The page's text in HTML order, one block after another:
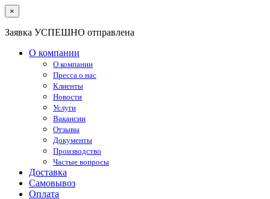
×
Заявка УСПЕШНО отправлена
О компании
О компании
Пресса о нас
Клиенты
Новости
Услуги
Вакансии
Отзывы
Документы
Производство
Частые вопросы
Доставка
Самовывоз
Оплата